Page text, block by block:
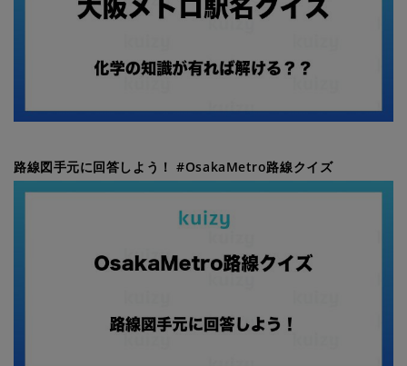
路線図手元に回答しよう！ #OsakaMetro路線クイズ